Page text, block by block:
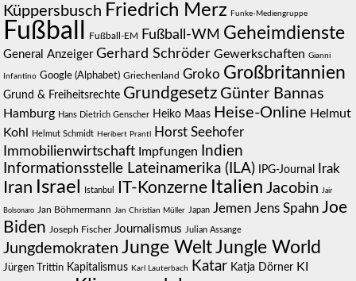
Küppersbusch Friedrich Merz Funke-Mediengruppe
Fußball Fußball-EM Fußball-WM Geheimdienste
General Anzeiger Gerhard Schröder Gewerkschaften Gianni
Infantino Google (Alphabet) Griechenland Groko Großbritannien
Grund & Freiheitsrechte Grundgesetz Günter Bannas
Hamburg Hans Dietrich Genscher Heiko Maas Heise-Online Helmut
Kohl
Helmut Schmidt Heribert Prantl Horst Seehofer
Immobilienwirtschaft Impfungen
Indien
Informationsstelle Lateinamerika (ILA)
IPG-Journal Irak
Iran Israel Istanbul IT-Konzerne Italien Jacobin Jair
Bolsonaro Jan Böhmermann Jan Christian Müller Japan Jemen Jens Spahn Joe
Biden Joseph Fischer Journalismus Julian Assange
Jungdemokraten Junge Welt Jungle World
Jürgen Trittin Kapitalismus Karl Lauterbach Katar Katja Dörner KI